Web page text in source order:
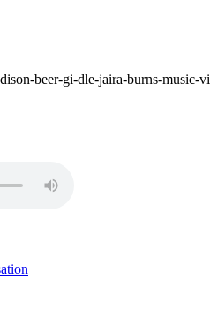
beer-gi-dle-jaira-burns-music-